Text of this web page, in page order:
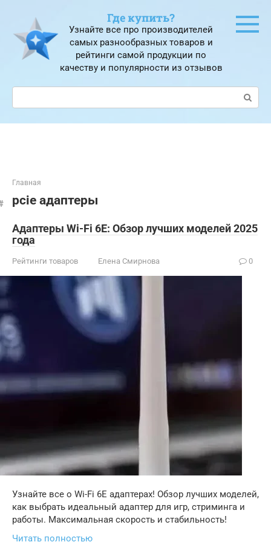
контенту
Где купить?
Узнайте все про производителей
самых разнообразных товаров и
рейтинги самой продукции по
качеству и популярности из отзывов
Поиск:
Главная
pcie адаптеры
Адаптеры Wi-Fi 6E: Обзор лучших моделей 2025
года
Рейтинги товаров Елена Смирнова 0
Узнайте все о Wi-Fi 6E адаптерах! Обзор лучших моделей,
как выбрать идеальный адаптер для игр, стриминга и
работы. Максимальная скорость и стабильность!
Читать полностью